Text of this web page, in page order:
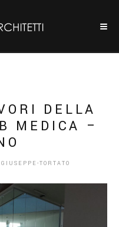
DELLA
MEDICA –
GIUSEPPE-TORTATO